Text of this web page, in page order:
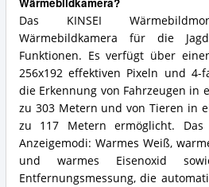
Das KINSEI
Wärmebildkamera für die
Funktionen. Es verfügt über
256x192 effektiven Pixeln und 4-
die Erkennung von Fahrzeugen in
zu 303 Metern und von Tieren in
zu 117 Metern ermöglicht.
Anzeigemodi: Warmes Weiß,
und warmes Eisenoxid
Entfernungsmessung, die